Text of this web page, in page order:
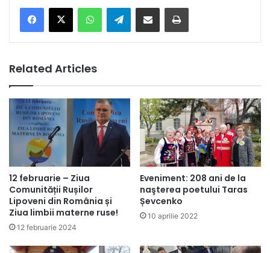
Telegram
Related Articles
12 februarie – Ziua
Comunității Rușilor
Lipoveni din România și
Ziua limbii materne ruse!
12 februarie 2024
Eveniment: 208 ani de la
naşterea poetului Taras
Șevcenko
10 aprilie 2022